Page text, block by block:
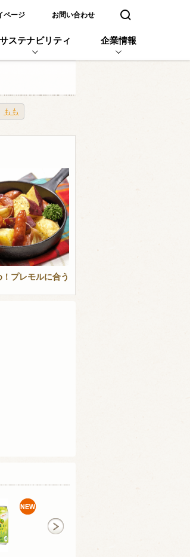
ドウで開く
ページ お問い合わせ 検索窓を開く
サステナビリティ 企業情報
もも
プレモルに合う